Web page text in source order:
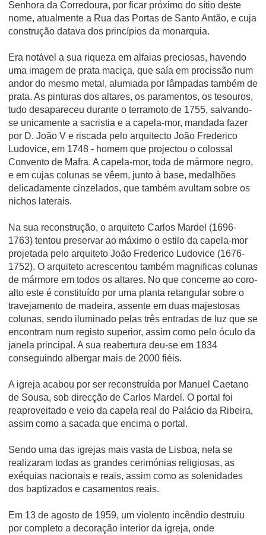
Senhora da Corredoura, por ficar próximo do sí­tio deste
nome, atualmente a Rua das Portas de Santo Antão, e cuja
construção datava dos princí­pios da monarquia.
Era notável a sua riqueza em alfaias preciosas, havendo
uma imagem de prata maciça, que saí­a em procissão num
andor do mesmo metal, alumiada por lâmpadas também de
prata. As pinturas dos altares, os paramentos, os tesouros,
tudo desapareceu durante o terramoto de 1755, salvando-
se unicamente a sacristia e a capela-mor, mandada fazer
por D. João V e riscada pelo arquitecto João Frederico
Ludovice, em 1748 - homem que projectou o colossal
Convento de Mafra. A capela-mor, toda de mármore negro,
e em cujas colunas se vêem, junto à base, medalhões
delicadamente cinzelados, que também avultam sobre os
nichos laterais.
Na sua reconstrução, o arquiteto Carlos Mardel (1696-
1763) tentou preservar ao máximo o estilo da capela-mor
projetada pelo arquiteto João Frederico Ludovice (1676-
1752). O arquiteto acrescentou também magnificas colunas
de mármore em todos os altares. No que concerne ao coro-
alto este é constituí­do por uma planta retangular sobre o
travejamento de madeira, assente em duas majestosas
colunas, sendo iluminado pelas três entradas de luz que se
encontram num registo superior, assim como pelo óculo da
janela principal. A sua reabertura deu-se em 1834
conseguindo albergar mais de 2000 fiéis.
A igreja acabou por ser reconstruí­da por Manuel Caetano
de Sousa, sob direcção de Carlos Mardel. O portal foi
reaproveitado e veio da capela real do Palácio da Ribeira,
assim como a sacada que encima o portal.
Sendo uma das igrejas mais vasta de Lisboa, nela se
realizaram todas as grandes cerimónias religiosas, as
exéquias nacionais e reais, assim como as solenidades
dos baptizados e casamentos reais.
Em 13 de agosto de 1959, um violento incêndio destruiu
por completo a decoração interior da igreja, onde